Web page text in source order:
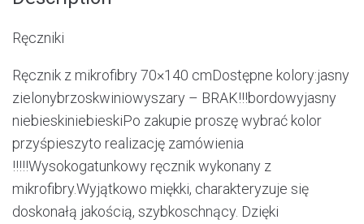
Ręczniki
Ręcznik z mikrofibry 70×140 cmDostępne kolory:jasny
zielonybrzoskwiniowyszary – BRAK!!!bordowyjasny
niebieskiniebieskiPo zakupie proszę wybrać kolor
przyśpieszyto realizację zamówienia
!!!!!Wysokogatunkowy ręcznik wykonany z
mikrofibry.Wyjątkowo miękki, charakteryzuje się
doskonałą jakością, szybkoschnący. Dzięki